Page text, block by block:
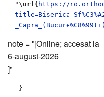
" \url{ https://
note = "[Online; accesat la
6-august-2026
]"